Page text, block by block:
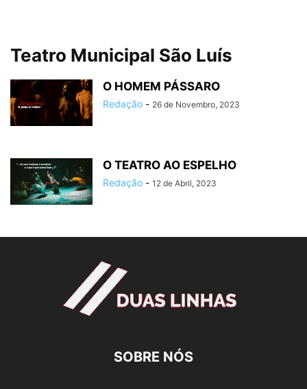
Teatro Municipal São Luís
O HOMEM PÁSSARO
Redação - 26 de Novembro, 2023
O TEATRO AO ESPELHO
Redação - 12 de Abril, 2023
SOBRE NÓS